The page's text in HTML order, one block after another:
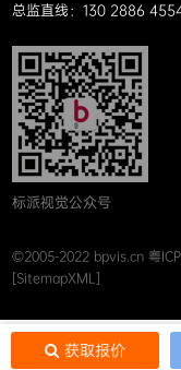
总监直线：130 2886
标派视觉公众号
©2005-2022 bpvis.cn 粤
[SitemapXML]
获取报价